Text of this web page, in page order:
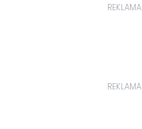
REKLAMA
REKLAMA